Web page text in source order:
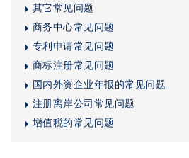
其它常见问题
商务中心常见问题
专利申请常见问题
商标注册常见问题
国内外资企业年报的常见问题
注册离岸公司常见问题
增值税的常见问题